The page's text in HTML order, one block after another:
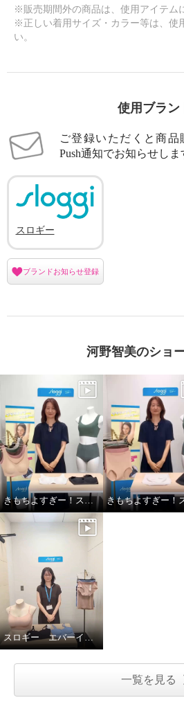
スロギー ゼロフィール エブリデ
イ ハーフトップ３枚セット
ナチュラルセット
¥0
ス
イ ハ
ダー
¥0
※販売期間外の商品は、使用アイテム
※正しい着用サイズ・カラー等は、使
い。
使用ブラン
ご登録いただくと商品
Push通知でお知らせしま
スロギー
ブランドお知らせ登録
河野智美のショ
きもちよすぎー！スロギー！
スロギー エバーインフューズド成型シリーズ
一覧を見る